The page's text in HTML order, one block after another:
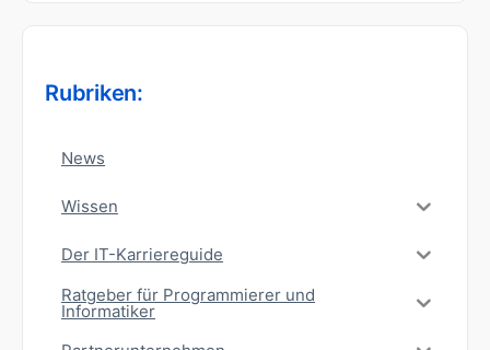
Rubriken:
News
Wissen
Der IT-Karriereguide
Ratgeber für Programmierer und
Informatiker